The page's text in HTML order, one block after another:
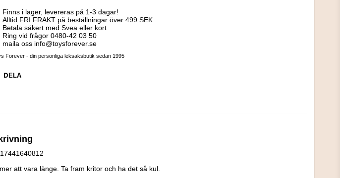
Finns i lager, levereras på 1-3 dagar!
Alltid FRI FRAKT på beställningar över 499 SEK
Betala säkert med Svea eller kort
Ring vid frågor 0480-42 03 50
maila oss info@toysforever.se
Forever - din personliga leksaksbutik sedan 1995
DELA
att vara länge. Ta fram kritor och ha det så kul.